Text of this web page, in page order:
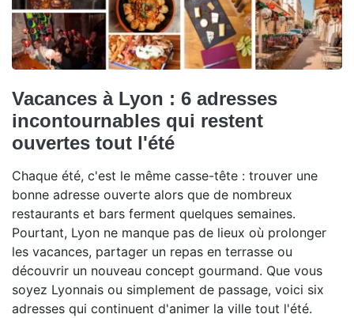
Vacances à Lyon : 6 adresses
incontournables qui restent
ouvertes tout l'été
Chaque été, c'est le même casse-tête : trouver une
bonne adresse ouverte alors que de nombreux
restaurants et bars ferment quelques semaines.
Pourtant, Lyon ne manque pas de lieux où prolonger
les vacances, partager un repas en terrasse ou
découvrir un nouveau concept gourmand. Que vous
soyez Lyonnais ou simplement de passage, voici six
adresses qui continuent d'animer la ville tout l'été.